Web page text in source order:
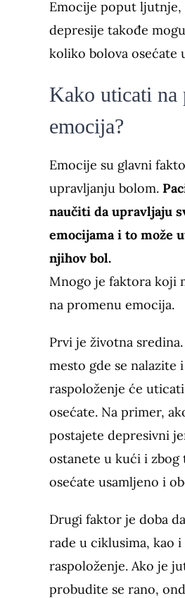
Emocije poput ljutnje,
depresije takođe
koliko bolova osećate
Kako uticati na
emocija?
Emocije su glavni
upravljanju bolom.
naučiti da upravljaju
emocijama i to može
njihov bol.
Mnogo je faktora koji
na promenu emocija.
Prvi je životna
mesto gde se nalazite i
raspoloženje će
osećate. Na primer,
postajete depresivni
ostanete u kući i zbog
osećate usamljeno i
Drugi faktor je doba
rade u ciklusima, kao i
raspoloženje. Ako je
probudite se rano,